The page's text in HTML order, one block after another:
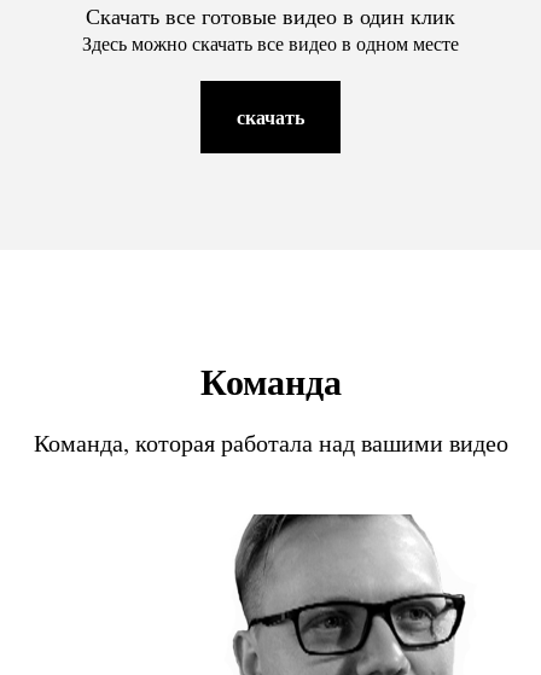
Скачать все готовые видео в один клик
Здесь можно скачать все видео в одном месте
скачать
Команда
Команда, которая работала над вашими видео